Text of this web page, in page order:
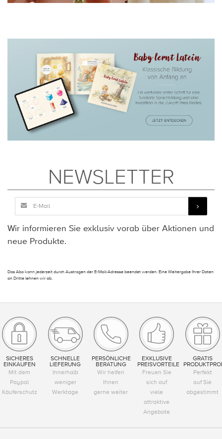
NEWSLETTER
Wir informieren Sie exklusiv vorab über Aktionen und
neue Produkte.
Das Abo kann jederzeit durch Austragen der E-Mail-Adresse beendet werden. Eine Weitergabe Ihrer Daten
an Dritte lehnen wir ab.
SICHERES
EINKAUFEN
Mit dem
Paypal
Käuferschutz
SCHNELLE
LIEFERUNG
Innerhalb
weniger
Werktage
PERSÖNLICHE
BERATUNG
Wir helfen
Ihnen
gerne weiter
EXKLUSIVE
PREISVORTEILE
Freuen Sie
sich auf
viele
attraktive
Angebote
GRATIS
Perfekt
auf Sie
abgestimmt